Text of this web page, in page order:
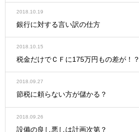
2018.10.19
銀行に対する言い訳の仕方
2018.10.15
税金だけでＣＦに175万円もの差が！？
2018.09.27
節税に頼らない方が儲かる？
2018.09.26
設備の良し悪しは計画次第？